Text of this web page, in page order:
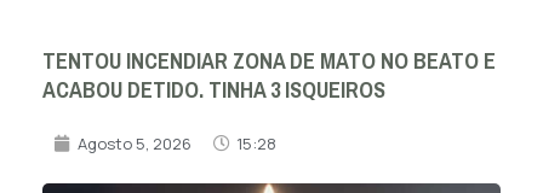
TENTOU INCENDIAR ZONA DE MATO NO BEATO E
ACABOU DETIDO. TINHA 3 ISQUEIROS
Agosto 5, 2026 15:28